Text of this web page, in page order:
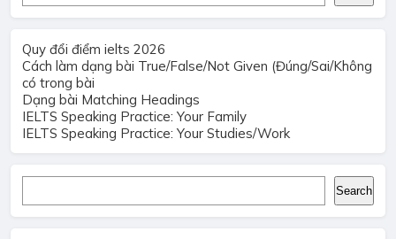
Quy đổi điểm ielts 2026
Cách làm dạng bài True/False/Not Given (Đúng/Sai/Không
có trong bài
Dạng bài Matching Headings
IELTS Speaking Practice: Your Family
IELTS Speaking Practice: Your Studies/Work
Search